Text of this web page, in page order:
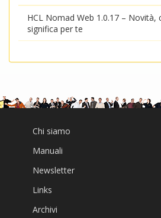
HCL Nomad Web 1.0.17 – Novità,
significa per te
Chi siamo
Manuali
Newsletter
Links
Archivi